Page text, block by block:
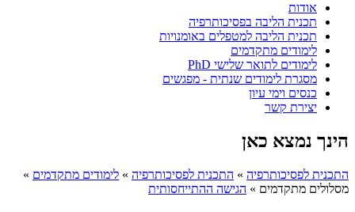
אודות
תכנית הליבה בפסיכותרפיה
תכנית הליבה למטפלים באומנויות
לימודים מתקדמים
לימודים לתואר שלישי PhD
מסגרת לימודים שנתית - מפגשים
כנסים וימי עיון
יצירת קשר
הינך נמצא כאן
התכנית לפסיכותרפיה » התכנית לפסיכותרפיה » לימודים מתקדמים »
מסלולים מתקדמים » הגישה ההתייחסותית